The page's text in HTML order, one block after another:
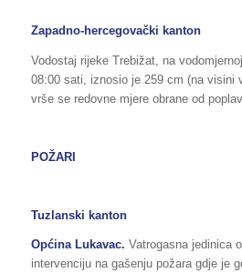
Zapadno-hercegovački kanton
Vodostaj rijeke Trebižat, na
08:00 sati, iznosio je 259 cm (na visini
vrše se redovne mjere obrane od
POŽARI
Tuzlanski kanton
Općina Lukavac. Vatrogasna jedinica
intervenciju na gašenju požara gdje je